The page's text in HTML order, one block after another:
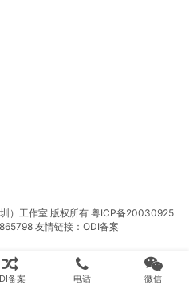
）工作室 版权所有 粤ICP备20030925
友情链接： ODI备案
备案 电话 微信